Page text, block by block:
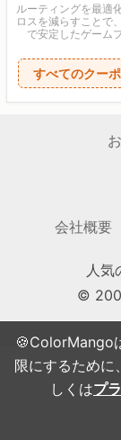
🍪ColorMango
限にするために
しくはプ
ルーティングを最適
ロスを減らすことで
で安定したゲーム
すべてのクー
会社概要
人
©